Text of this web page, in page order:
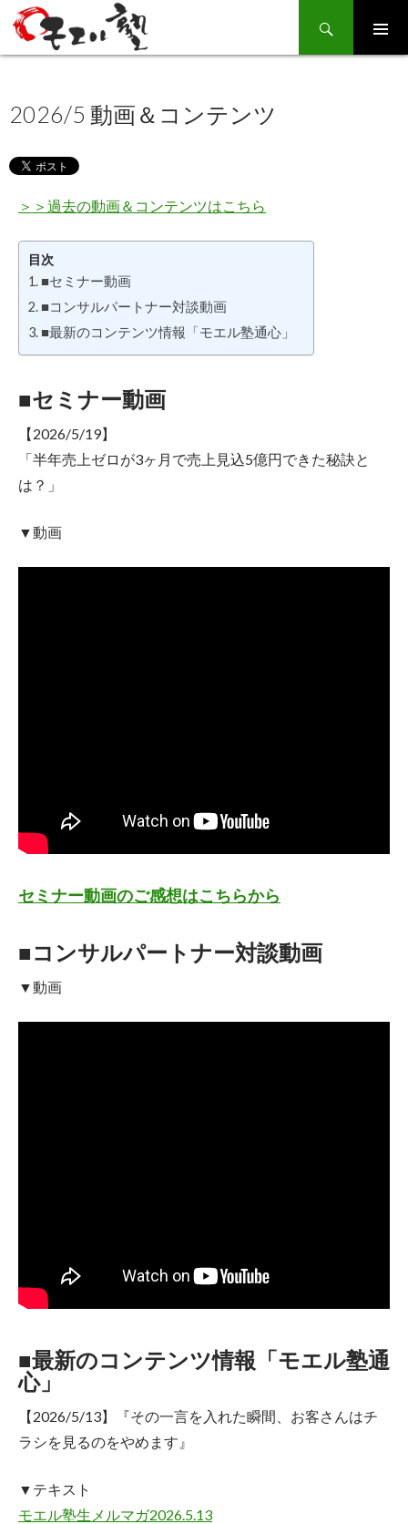
Search
SKIP
TO
2026/5 動画＆コンテンツ
＞＞過去の動画＆コンテンツはこちら
目次
■セミナー動画
■コンサルパートナー対談動画
■最新のコンテンツ情報「モエル塾通心」
■セミナー動画
【2026/5/19】
「半年売上ゼロが3ヶ月で売上見込5億円できた秘訣と
は？」
▼動画
セミナー動画のご感想はこちらから
■コンサルパートナー対談動画
▼動画
■最新のコンテンツ情報「モエル塾通
心」
【2026/5/13】
『その一言を入れた瞬間、お客さんはチ
ラシを見るのをやめます』
▼テキスト
モエル塾生メルマガ2026.5.13